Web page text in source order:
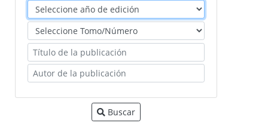
La Reex en BD Bibliográficas
Buscar